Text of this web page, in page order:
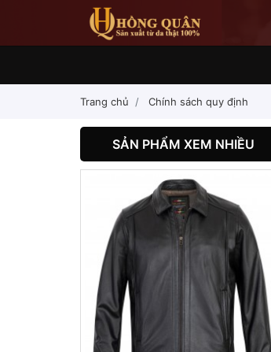
Trang chủ Chính sách quy định
SẢN PHẨM XEM NHIỀU